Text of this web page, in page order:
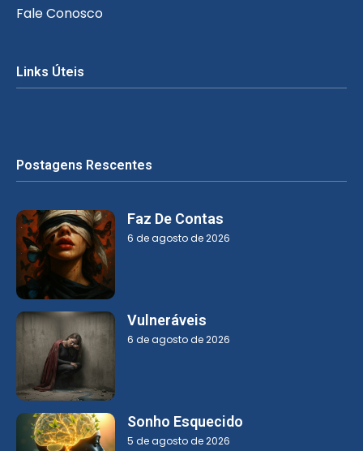
Fale Conosco
Links Úteis
Postagens Rescentes
Faz De Contas
6 de agosto de 2026
Vulneráveis
6 de agosto de 2026
Sonho Esquecido
5 de agosto de 2026